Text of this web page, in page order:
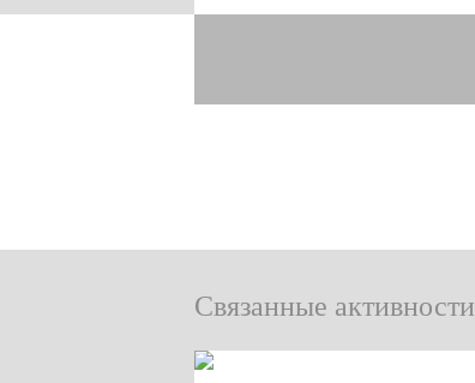
Связанные активности